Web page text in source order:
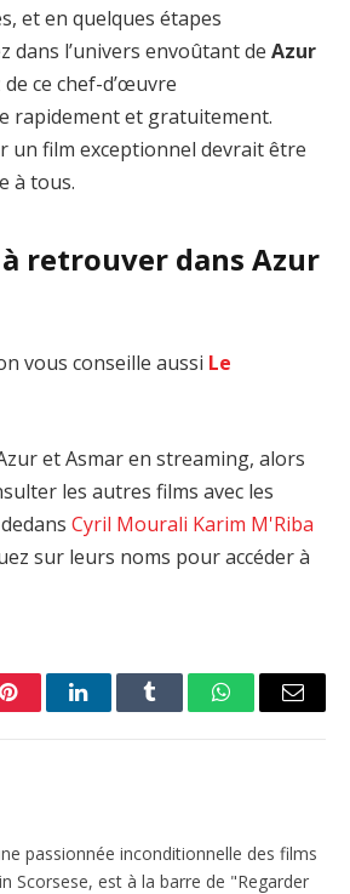
et en quelques étapes
dans l’univers envoûtant de Azur
ce chef-d’œuvre
rapidement et gratuitement.
un film exceptionnel devrait être
à tous.
retrouver dans Azur
vous conseille aussi Le
et Asmar en streaming, alors
les autres films avec les
Cyril Mourali Karim M'Riba
sur leurs noms pour accéder à
PinterestLinkedInTumblr WhatsAppEmail
passionnée inconditionnelle des films
Scorsese, est à la barre de "Regarder